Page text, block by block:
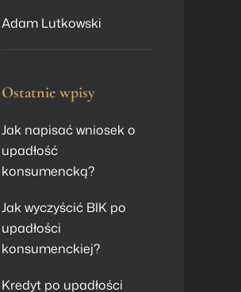
Adam Lutkowski
Ostatnie wpisy
Jak napisać wniosek o
upadłość
konsumencką?
Jak wyczyścić BIK po
upadłości
konsumenckiej?
Kredyt po upadłości